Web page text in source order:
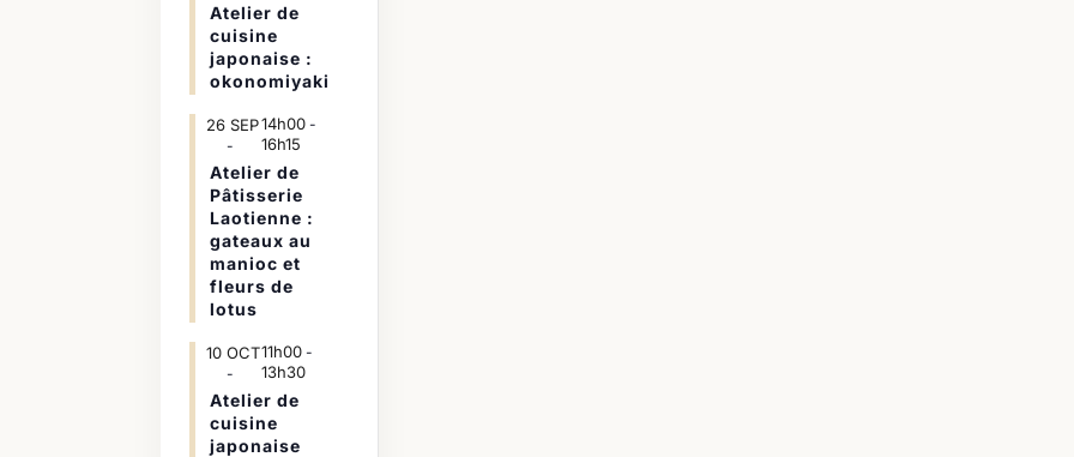
Atelier de
cuisine
japonaise :
okonomiyaki
26 SEP14h00-
16h15
Atelier de
Pâtisserie
Laotienne :
gateaux au
manioc et
fleurs de
lotus
10 OCT11h00 -
13h30
Atelier de
cuisine
japonaise